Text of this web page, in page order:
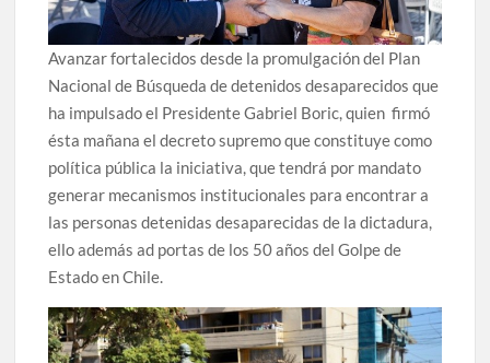
Avanzar fortalecidos desde la promulgación del Plan
Nacional de Búsqueda de detenidos desaparecidos que
ha impulsado el Presidente Gabriel Boric, quien firmó
ésta mañana el decreto supremo que constituye como
política pública la iniciativa, que tendrá por mandato
generar mecanismos institucionales para encontrar a
las personas detenidas desaparecidas de la dictadura,
ello además ad portas de los 50 años del Golpe de
Estado en Chile.